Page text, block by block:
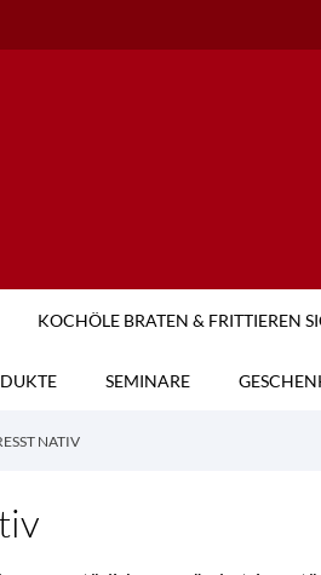
KOCHÖLE BRATEN & FRITTIEREN
SEMINARE
NATIV